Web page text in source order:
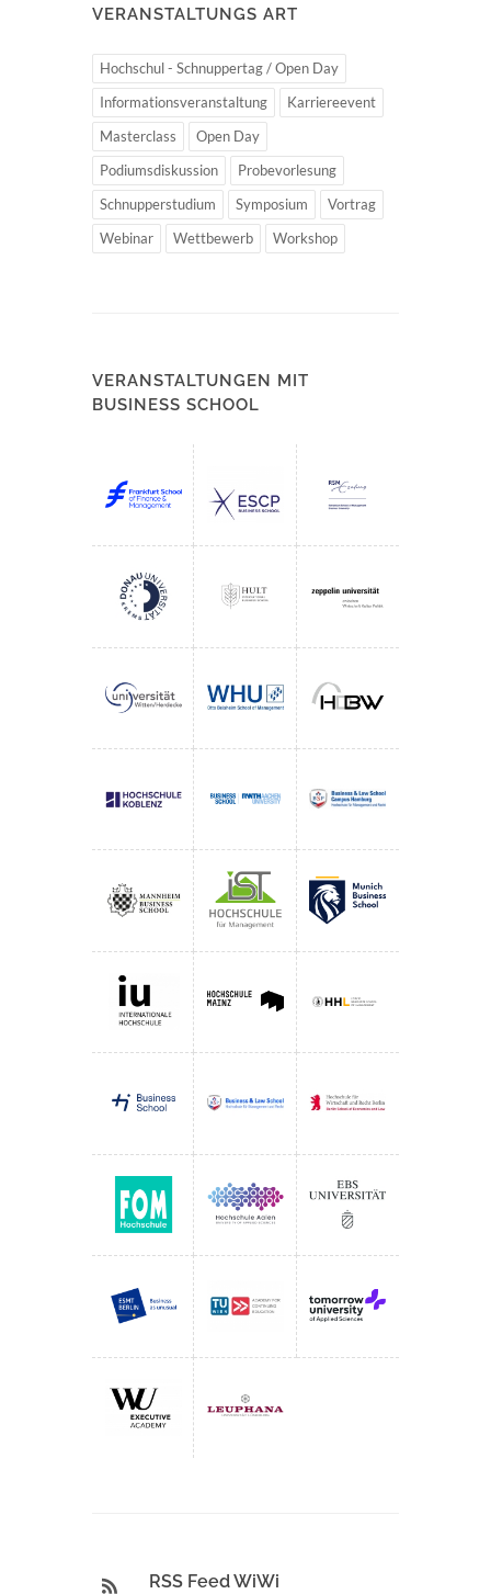
VERANSTALTUNGS ART
Hochschul - Schnuppertag / Open Day
Informationsveranstaltung
Karriereevent
Masterclass
Open Day
Podiumsdiskussion
Probevorlesung
Schnupperstudium
Symposium
Vortrag
Webinar
Wettbewerb Workshop
VERANSTALTUNGEN MIT
BUSINESS SCHOOL
RSS Feed WiWi